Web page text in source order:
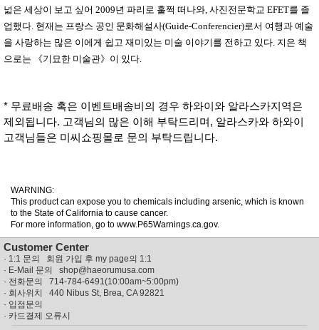
넓은 세상이 보고 싶어 2009년 파리로 훌쩍 떠나와, 사진전문학교 EFET를 졸
업했다. 현재는 프랑스 공인 문화해설사(Guide-Conferencier)로서 여행과 예술
을 사랑하는 많은 이에게 쉽고 재미있는 미술 이야기를 전하고 있다. 지은 책
으로는
《기묘한 미술관》 이 있다.
* 무료배송 혹은 이벤트배송비의 경우 하와이와 알라스카지역은
제외됩니다. 고객님의 많은 이해 부탁드리며, 알라스카와 하와이
고객님들은 미씨쇼핑몰로 문의 부탁드립니다.
WARNING:
This product can expose you to chemicals including arsenic, which is known
to the State of California to cause cancer.
For more information, go to www.P65Warnings.ca.gov.
Customer Center
· 1:1 문의 회원 가입 후 my page의 1:1
· E-Mail 문의 shop@haeorumusa.com
· 전화문의 714-784-6491(10:00am~5:00pm)
· 회사위치 440 Nibus St, Brea, CA 92821
· 입점문의
· 카드결제 오류시